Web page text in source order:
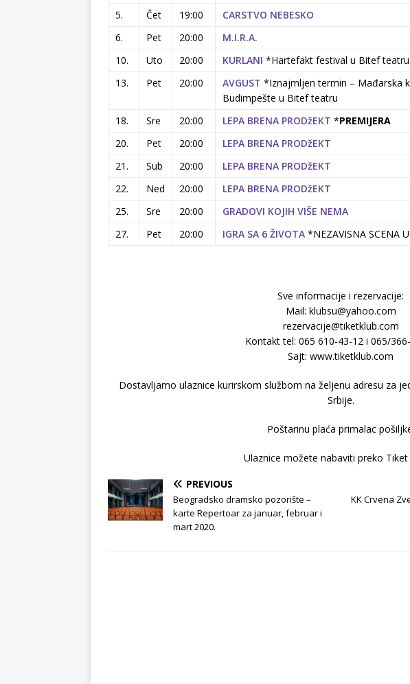
5.
Čet 19:00
CARSTVO NEBESKO
6.
Pet 20:00
M.I.R.A.
10.
Uto 20:00 KURLANI *Hartefakt festival u Bitef teatru
13.
Pet 20:00 AVGUST *Iznajmljen termin – Mađarska
Budimpešte u Bitef teatru
18.
Sre 20:00 LEPA BRENA PRODžEKT *PREMIJERA
20.
Pet 20:00
LEPA BRENA PRODžEKT
21.
Sub 20:00
LEPA BRENA PRODžEKT
22.
Ned 20:00
LEPA BRENA PRODžEKT
25.
Sre 20:00
GRADOVI KOJIH VIŠE NEMA
27.
Pet 20:00 IGRA SA 6 ŽIVOTA *NEZAVISNA SCENA
Sve informacije i rezervacije:
Mail: klubsu@yahoo.com
rezervacije@tiketklub.com
Kontakt tel: 065 610-43-12 i 065/
Sajt: www.tiketklub.com
Dostavljamo ulaznice kurirskom službom na željenu adresu za
Srbije.
Poštarinu plaća primalac
Ulaznice možete nabaviti preko Tiket
PREVIOUS
Beogradsko dramsko pozorište –
karte Repertoar za januar, februar i
mart 2020.
KK Crvena